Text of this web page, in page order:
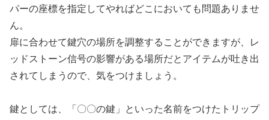
パーの座標を指定してやればどこにおいても問題ありませ
ん。
扉に合わせて鍵穴の場所を調整することができますが、レ
ッドストーン信号の影響がある場所だとアイテムが吐き出
されてしまうので、気をつけましょう。
鍵としては、「〇〇の鍵」といった名前をつけたトリップ